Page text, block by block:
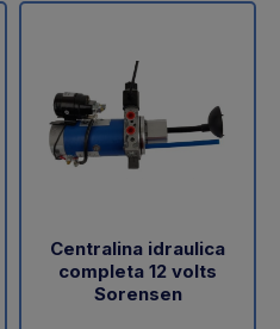
Centralina idraulica
completa 12 volts
Sorensen